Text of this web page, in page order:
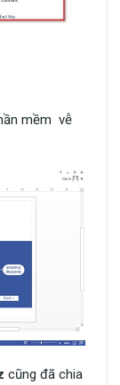
mềm vễ
cũng đã chia